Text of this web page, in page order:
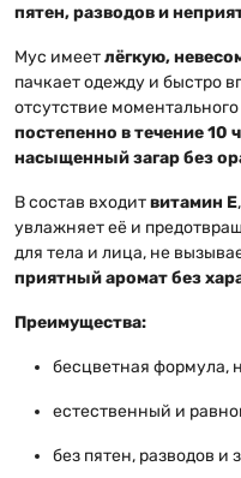
пятен, разводов и
Мус имеетлёгкую,
пачкает одежду и быстро
отсутствие
постепенно в течение 10
насыщенный загар без
В состав входитвитамин Е
увлажняет её и
для тела и лица, не
приятный аромат без
Преимущества:
бесцветная формула,
естественный и
без пятен, разводов и